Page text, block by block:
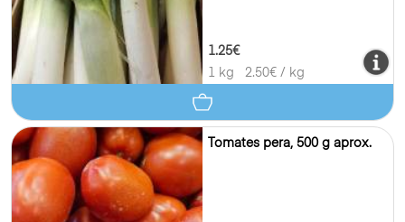
1.25€
1 kg
2.50€ / kg
Tomates pera, 500 g aprox.